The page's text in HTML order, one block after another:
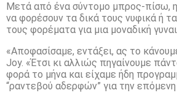
Μετά από ένα σύντομο μπρος-πίσω,
να φορέσουν τα δικά τους νυφικά ή
τους φορέματα για μια μοναδική
«Αποφασίσαμε, εντάξει, ας το
Joy. «Έτσι κι αλλιώς πηγαίνουμε
φορά το μήνα και είχαμε ήδη
“ραντεβού αδερφών” για την